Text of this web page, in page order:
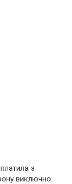
з
виключно